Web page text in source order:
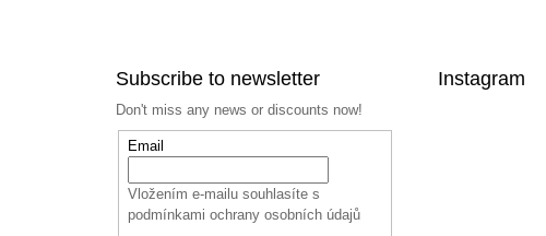
Subscribe to newsletter
Don't miss any news or discounts now!
Email
Vložením e-mailu souhlasíte s
podmínkami ochrany osobních údajů
Instagram